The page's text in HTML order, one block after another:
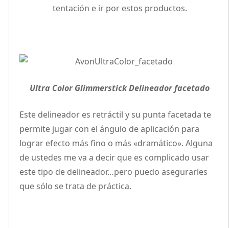
tentación e ir por estos productos.
Ultra Color Glimmerstick Delineador facetado
Este delineador es retráctil y su punta facetada te
permite jugar con el ángulo de aplicación para
lograr efecto más fino o más «dramático». Alguna
de ustedes me va a decir que es complicado usar
este tipo de delineador…pero puedo asegurarles
que sólo se trata de práctica.